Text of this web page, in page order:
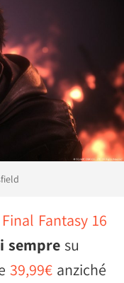
Final Fantasy 16
sempre su
39,99€ anziché